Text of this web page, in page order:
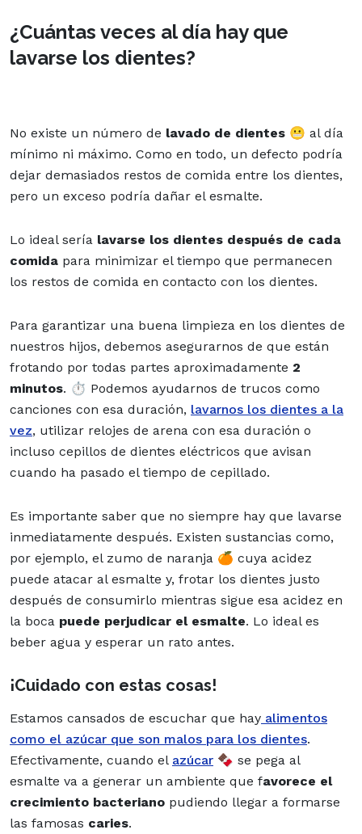
¿Cuántas veces al día hay que
lavarse los dientes?
No existe un número de lavado de dientes 😬 al día
mínimo ni máximo. Como en todo, un defecto podría
dejar demasiados restos de comida entre los dientes,
pero un exceso podría dañar el esmalte.
Lo ideal sería lavarse los dientes después de cada
comida para minimizar el tiempo que permanecen
los restos de comida en contacto con los dientes.
Para garantizar una buena limpieza en los dientes de
nuestros hijos, debemos asegurarnos de que están
frotando por todas partes aproximadamente 2
minutos. ⏱️ Podemos ayudarnos de trucos como
canciones con esa duración, lavarnos los dientes a la
vez, utilizar relojes de arena con esa duración o
incluso cepillos de dientes eléctricos que avisan
cuando ha pasado el tiempo de cepillado.
Es importante saber que no siempre hay que lavarse
inmediatamente después. Existen sustancias como,
por ejemplo, el zumo de naranja 🍊 cuya acidez
puede atacar al esmalte y, frotar los dientes justo
después de consumirlo mientras sigue esa acidez en
la boca puede perjudicar el esmalte. Lo ideal es
beber agua y esperar un rato antes.
¡Cuidado con estas cosas!
Estamos cansados de escuchar que hay alimentos
como el azúcar que son malos para los dientes.
Efectivamente, cuando el azúcar 🍫 se pega al
esmalte va a generar un ambiente que favorece el
crecimiento bacteriano pudiendo llegar a formarse
las famosas caries.